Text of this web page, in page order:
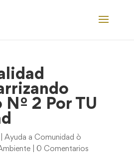
2 Por TU
Ayuda a Comunidad ò
| 0 Comentarios